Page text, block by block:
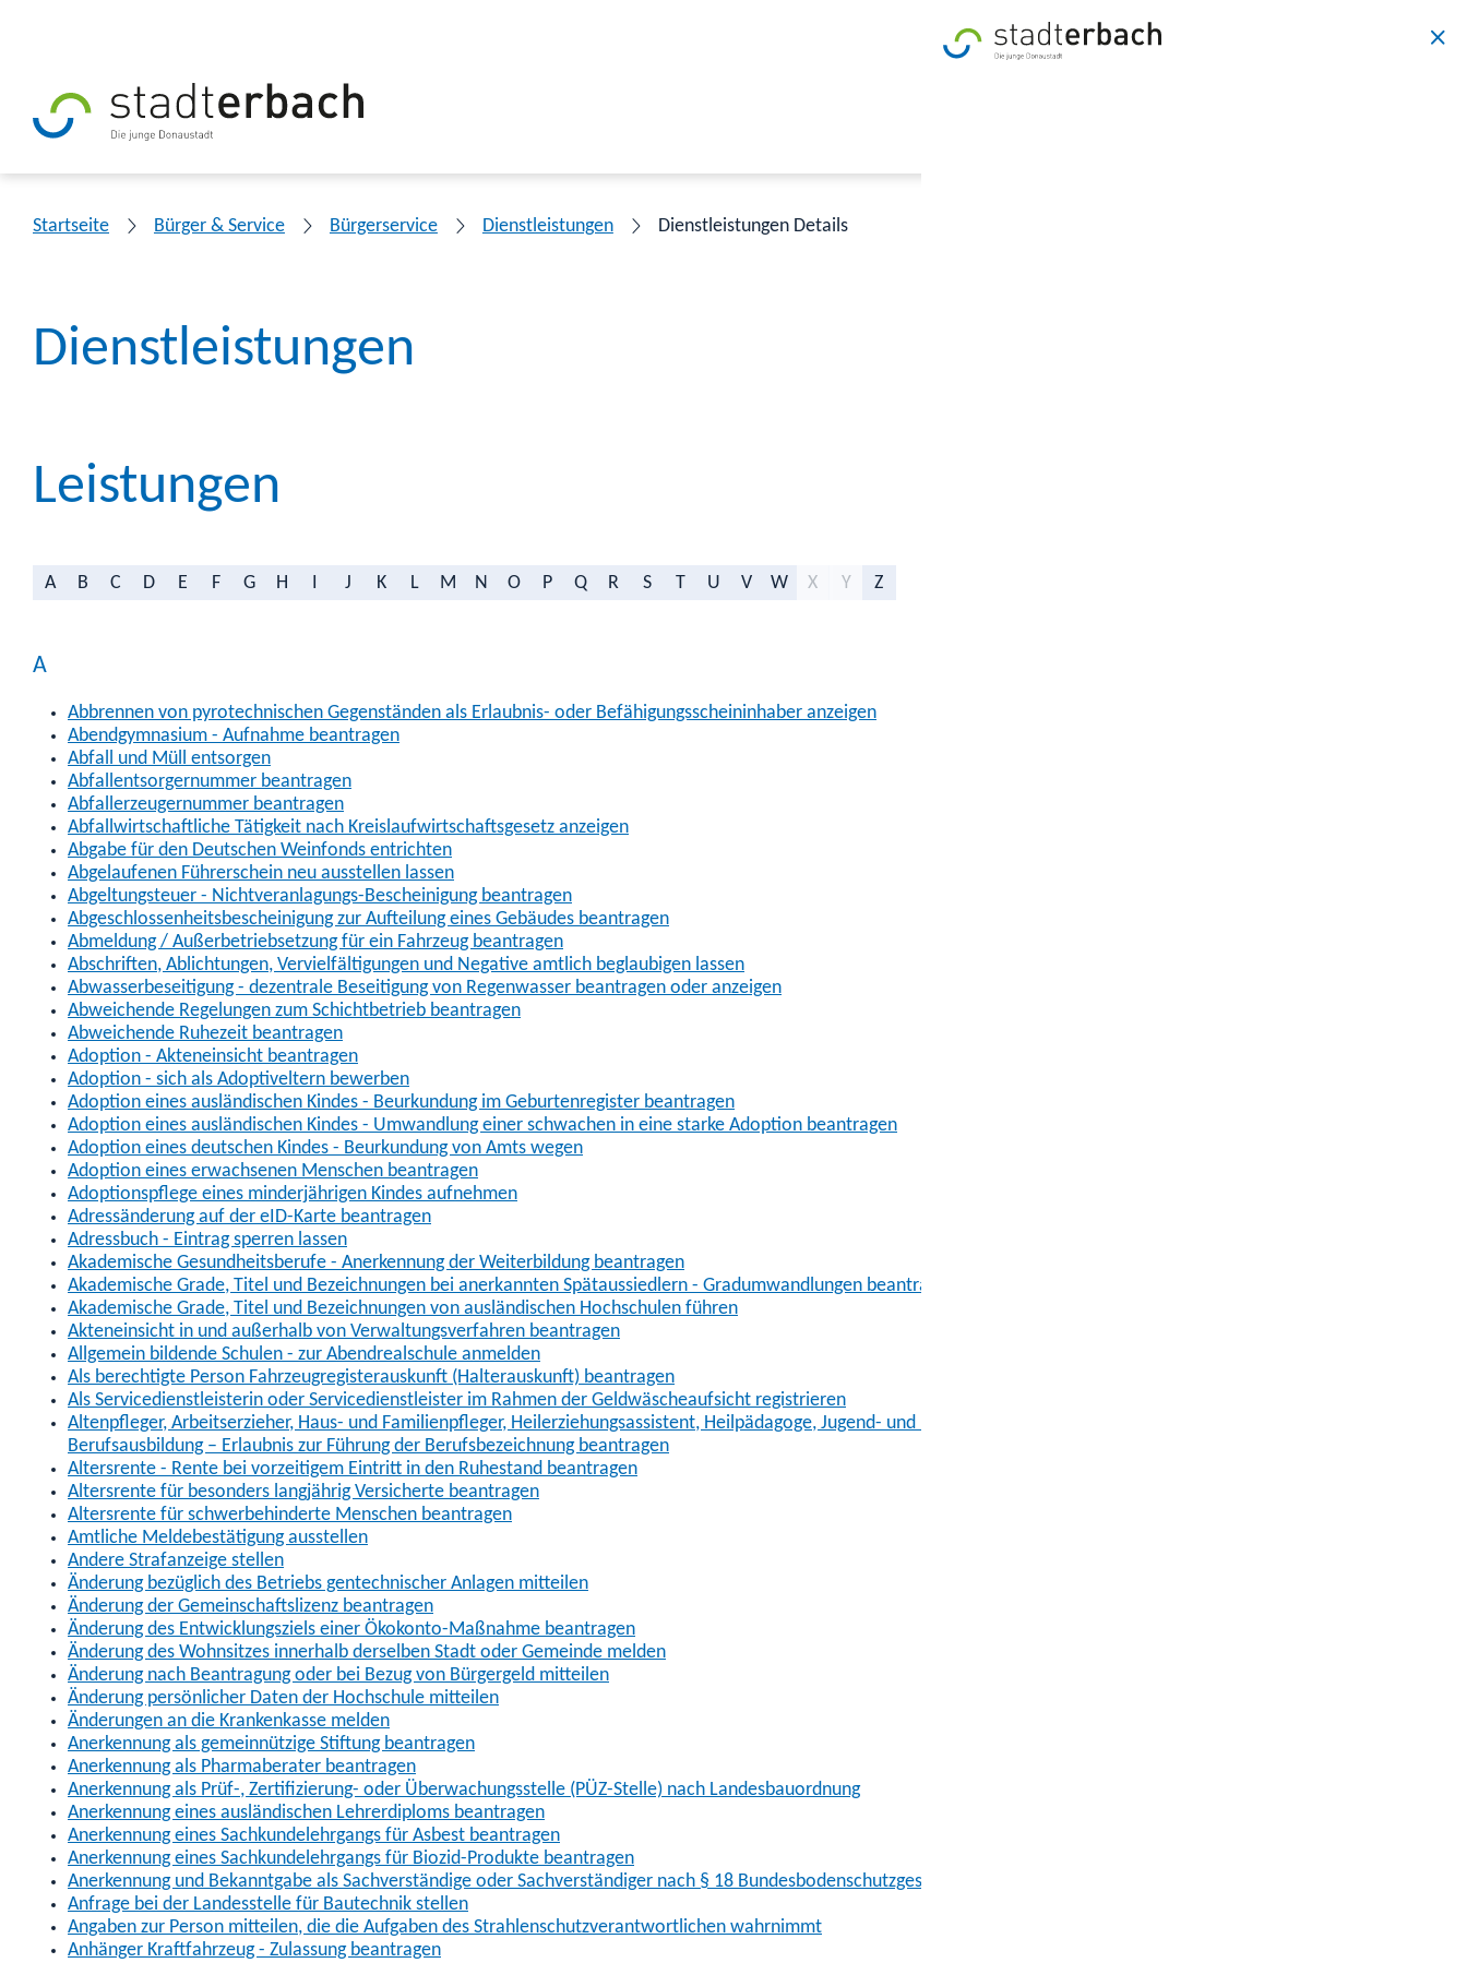
Startseite Bürger & Service Bürgerservice Dienstleistungen Dienstleistungen Details
Dienstleistungen
Leistungen
A B C D E F G H J K L M N O P Q R S T U V W X Y Z
A
Abbrennen von pyrotechnischen Gegenständen als Erlaubnis- oder Befähigungsscheininhaber anzeigen
Abendgymnasium - Aufnahme beantragen
Abfall und Müll entsorgen
Abfallentsorgernummer beantragen
Abfallerzeugernummer beantragen
Abfallwirtschaftliche Tätigkeit nach Kreislaufwirtschaftsgesetz anzeigen
Abgabe für den Deutschen Weinfonds entrichten
Abgelaufenen Führerschein neu ausstellen lassen
Abgeltungsteuer - Nichtveranlagungs-Bescheinigung beantragen
Abgeschlossenheitsbescheinigung zur Aufteilung eines Gebäudes beantragen
Abmeldung / Außerbetriebsetzung für ein Fahrzeug beantragen
Abschriften, Ablichtungen, Vervielfältigungen und Negative amtlich beglaubigen lassen
Abwasserbeseitigung - dezentrale Beseitigung von Regenwasser beantragen oder anzeigen
Abweichende Regelungen zum Schichtbetrieb beantragen
Abweichende Ruhezeit beantragen
Adoption - Akteneinsicht beantragen
Adoption - sich als Adoptiveltern bewerben
Adoption eines ausländischen Kindes - Beurkundung im Geburtenregister beantragen
Adoption eines ausländischen Kindes - Umwandlung einer schwachen in eine starke Adoption beantragen
Adoption eines deutschen Kindes - Beurkundung von Amts wegen
Adoption eines erwachsenen Menschen beantragen
Adoptionspflege eines minderjährigen Kindes aufnehmen
Adressänderung auf der eID-Karte beantragen
Adressbuch - Eintrag sperren lassen
Akademische Gesundheitsberufe - Anerkennung der Weiterbildung beantragen
Akademische Grade, Titel und Bezeichnungen bei anerkannten Spätaussiedlern - Gradumwandlungen beantragen
Akademische Grade, Titel und Bezeichnungen von ausländischen Hochschulen führen
Akteneinsicht in und außerhalb von Verwaltungsverfahren beantragen
Allgemein bildende Schulen - zur Abendrealschule anmelden
Als berechtigte Person Fahrzeugregisterauskunft (Halterauskunft) beantragen
Als Servicedienstleisterin oder Servicedienstleister im Rahmen der Geldwäscheaufsicht registrieren
Altenpfleger, Arbeitserzieher, Haus- und Familienpfleger, Heilerziehungsassistent, Heilpädagoge, Jugend- und Heimerzieher, Sozialarbeiter, Sozialpädagoge mit ausländischer
Berufsausbildung – Erlaubnis zur Führung der Berufsbezeichnung beantragen
Altersrente - Rente bei vorzeitigem Eintritt in den Ruhestand beantragen
Altersrente für besonders langjährig Versicherte beantragen
Altersrente für schwerbehinderte Menschen beantragen
Amtliche Meldebestätigung ausstellen
Andere Strafanzeige stellen
Änderung bezüglich des Betriebs gentechnischer Anlagen mitteilen
Änderung der Gemeinschaftslizenz beantragen
Änderung des Entwicklungsziels einer Ökokonto-Maßnahme beantragen
Änderung des Wohnsitzes innerhalb derselben Stadt oder Gemeinde melden
Änderung nach Beantragung oder bei Bezug von Bürgergeld mitteilen
Änderung persönlicher Daten der Hochschule mitteilen
Änderungen an die Krankenkasse melden
Anerkennung als gemeinnützige Stiftung beantragen
Anerkennung als Pharmaberater beantragen
Anerkennung als Prüf-, Zertifizierung- oder Überwachungsstelle (PÜZ-Stelle) nach Landesbauordnung
Anerkennung eines ausländischen Lehrerdiploms beantragen
Anerkennung eines Sachkundelehrgangs für Asbest beantragen
Anerkennung eines Sachkundelehrgangs für Biozid-Produkte beantragen
Anerkennung und Bekanntgabe als Sachverständige oder Sachverständiger nach § 18 Bundesbodenschutzgesetz
Anfrage bei der Landesstelle für Bautechnik stellen
Angaben zur Person mitteilen, die die Aufgaben des Strahlenschutzverantwortlichen wahrnimmt
Anhänger Kraftfahrzeug - Zulassung beantragen